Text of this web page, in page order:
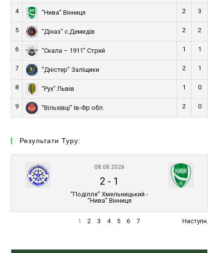
4 “Нива” Вінниця 2 3
5 “Діназ” с.Демидів 2 2
6 “Скала – 1911” Стрий 1 1
7 “Дністер” Заліщики 2 1
8 “Рух” Львів 1 0
9 “Вільхівці” Ів-Фр обл. 2 0
Результати Туру:
08.08.2026
2 - 1
“Поділля” Хмельницький -
“Нива” Вінниця
1 2 3 4 5 6 7 Наступн.